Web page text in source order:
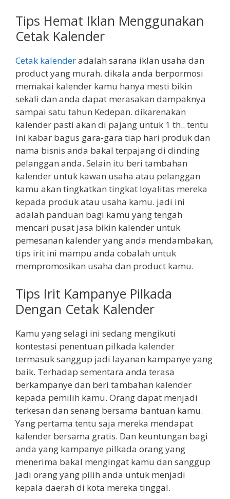
Tips Hemat Iklan Menggunakan
Cetak Kalender
Cetak kalenderadalah sarana iklan usaha dan
product yang murah. dikala anda berpormosi
memakai kalender kamu hanya mesti bikin
sekali dan anda dapat merasakan dampaknya
sampai satu tahun Kedepan. dikarenakan
kalender pasti akan di pajang untuk 1 th.. tentu
ini kabar bagus gara-gara tiap hari produk dan
nama bisnis anda bakal terpajang di dinding
pelanggan anda. Selain itu beri tambahan
kalender untuk kawan usaha atau pelanggan
kamu akan tingkatkan tingkat loyalitas mereka
kepada produk atau usaha kamu. jadi ini
adalah panduan bagi kamu yang tengah
mencari pusat jasa bikin kalender untuk
pemesanan kalender yang anda mendambakan,
tips irit ini mampu anda cobalah untuk
mempromosikan usaha dan product kamu.
Tips Irit Kampanye Pilkada
Dengan Cetak Kalender
Kamu yang selagi ini sedang mengikuti
kontestasi penentuan pilkada kalender
termasuk sanggup jadi layanan kampanye yang
baik. Terhadap sementara anda terasa
berkampanye dan beri tambahan kalender
kepada pemilih kamu. Orang dapat menjadi
terkesan dan senang bersama bantuan kamu.
Yang pertama tentu saja mereka mendapat
kalender bersama gratis. Dan keuntungan bagi
anda yang kampanye pilkada orang yang
menerima bakal mengingat kamu dan sanggup
jadi orang yang pilih anda untuk menjadi
kepala daerah di kota mereka tinggal.